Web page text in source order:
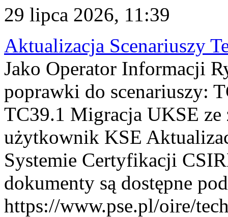
29 lipca 2026, 11:39
Aktualizacja Scenariuszy
Jako Operator Informacji
poprawki do scenariuszy:
TC39.1 Migracja UKSE
użytkownik KSE
Systemie Certyfikacji
dokumenty są dostępne
https://www.pse.pl/oire/